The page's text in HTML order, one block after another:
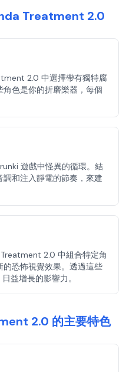
Treatment 2.0
2.0 中選擇帶有獨特腐
色是你的折磨樂器，每個
遊戲中怪異的循環。結
和注入靜電的節奏，來建
2.0 中組合特定角
恐怖視覺效果。透過這些
益增長的影響力。
2.0 的主要特色